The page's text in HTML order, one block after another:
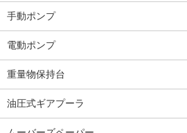
手動ポンプ
電動ポンプ
重量物保持台
油圧式ギアプーラ